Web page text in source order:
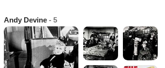
Andy Devine - 5